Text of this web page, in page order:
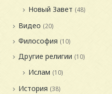
Новый Завет (48)
Видео (20)
Философия (10)
Другие религии (10)
Ислам (10)
История (38)